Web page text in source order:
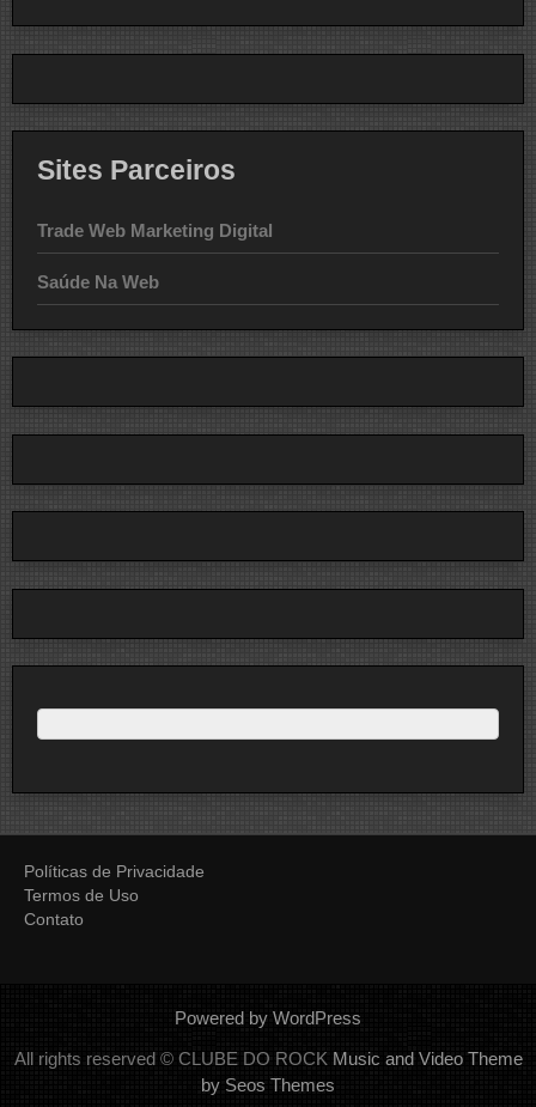
Sites Parceiros
Trade Web Marketing Digital
Saúde Na Web
Políticas de Privacidade
Termos de Uso
Contato
Powered by WordPress
All rights reserved © CLUBE DO ROCK Music and Video Theme
by Seos Themes